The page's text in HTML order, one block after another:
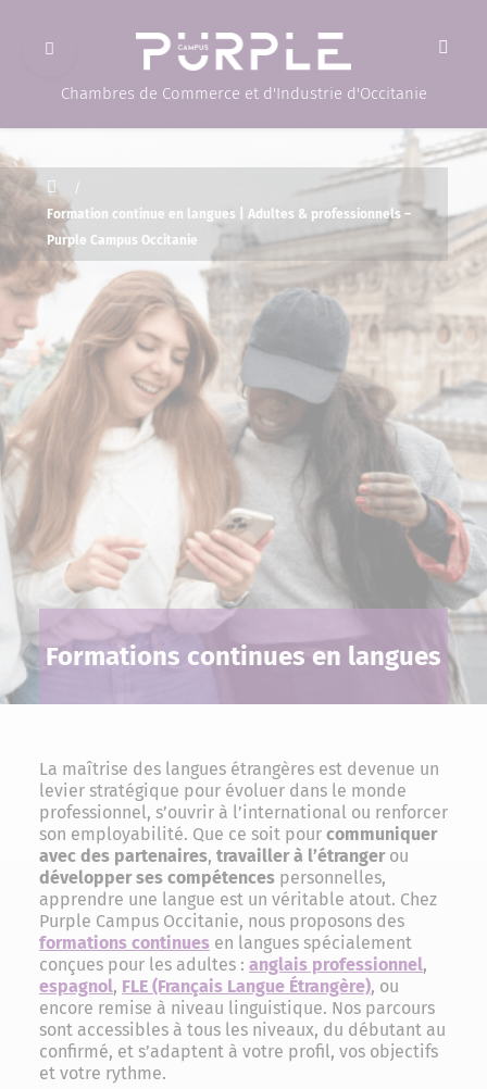
Ouvrir le menu
Chambres de Commerce et d'Industrie d'Occitanie
Accueil
/
Formation continue en langues | Adultes & professionnels –
Purple Campus Occitanie
Formations continues en langues
La maîtrise des langues étrangères est devenue un
levier stratégique pour évoluer dans le monde
professionnel, s’ouvrir à l’international ou renforcer
son employabilité. Que ce soit pour communiquer
avec des partenaires, travailler à l’étrangerou
développer ses compétences personnelles,
apprendre une langue est un véritable atout. Chez
Purple Campus Occitanie, nous proposons des
formations continues en langues spécialement
conçues pour les adultes : anglais professionnel,
espagnol, FLE (Français Langue Étrangère), ou
encore remise à niveau linguistique. Nos parcours
sont accessibles à tous les niveaux, du débutant au
confirmé, et s’adaptent à votre profil, vos objectifs
et votre rythme.